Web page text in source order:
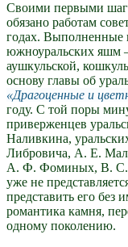
Своими первыми
обязано работам
годах. Выполненные
южноуральских яшм
аушкульской,
основу главы об
Драгоценные и
году. С той поры
приверженцев
Наливкина,
Либровича, А. Е.
А. Ф. Фоминых, В. С.
уже не
представить его
романтика камня,
одному поколению.